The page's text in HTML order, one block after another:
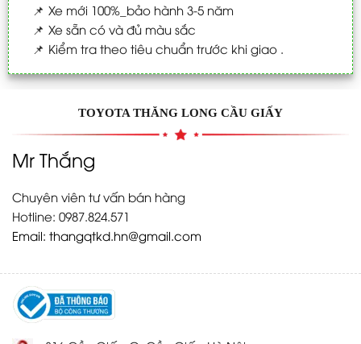
📌 Xe mới 100%_bảo hành 3-5 năm
📌 Xe sẵn có và đủ màu sắc
📌 Kiểm tra theo tiêu chuẩn trước khi giao .
TOYOTA THĂNG LONG CẦU GIẤY
Mr Thắng
Chuyên viên tư vấn bán hàng
Hotline: 0987.824.571
Email: thangqtkd.hn@gmail.com